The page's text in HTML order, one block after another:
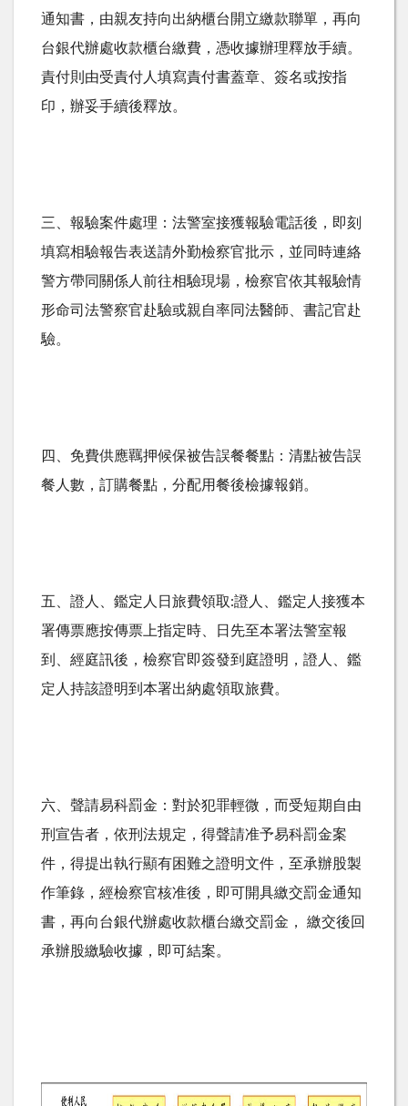
通知書，由親友持向出納櫃台開立繳款聯單，再向
台銀代辦處收款櫃台繳費，憑收據辦理釋放手續。
責付則由受責付人填寫責付書蓋章、簽名或按指
印，辦妥手續後釋放。
三、報驗案件處理：法警室接獲報驗電話後，即刻
填寫相驗報告表送請外勤檢察官批示，並同時連絡
警方帶同關係人前往相驗現場，檢察官依其報驗情
形命司法警察官赴驗或親自率同法醫師、書記官赴
驗。
四、免費供應羈押候保被告誤餐餐點：清點被告誤
餐人數，訂購餐點，分配用餐後檢據報銷。
五、證人、鑑定人日旅費領取:證人、鑑定人接獲本
署傳票應按傳票上指定時、日先至本署法警室報
到、經庭訊後，檢察官即簽發到庭證明，證人、鑑
定人持該證明到本署出納處領取旅費。
六、聲請易科罰金：對於犯罪輕微，而受短期自由
刑宣告者，依刑法規定，得聲請准予易科罰金案
件，得提出執行顯有困難之證明文件，至承辦股製
作筆錄，經檢察官核准後，即可開具繳交罰金通知
書，再向台銀代辦處收款櫃台繳交罰金， 繳交後回
承辦股繳驗收據，即可結案。